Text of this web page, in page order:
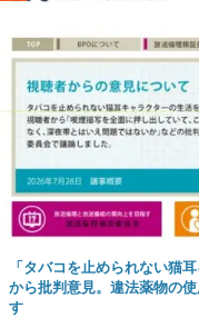
「タバコを止められない猫
から批判意見。違法薬物の
す